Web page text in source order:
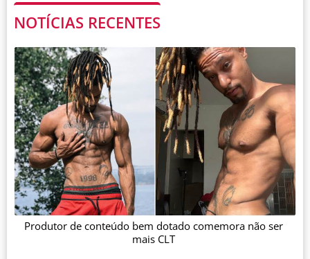
NOTÍCIAS RECENTES
Produtor de conteúdo bem dotado comemora não ser
mais CLT